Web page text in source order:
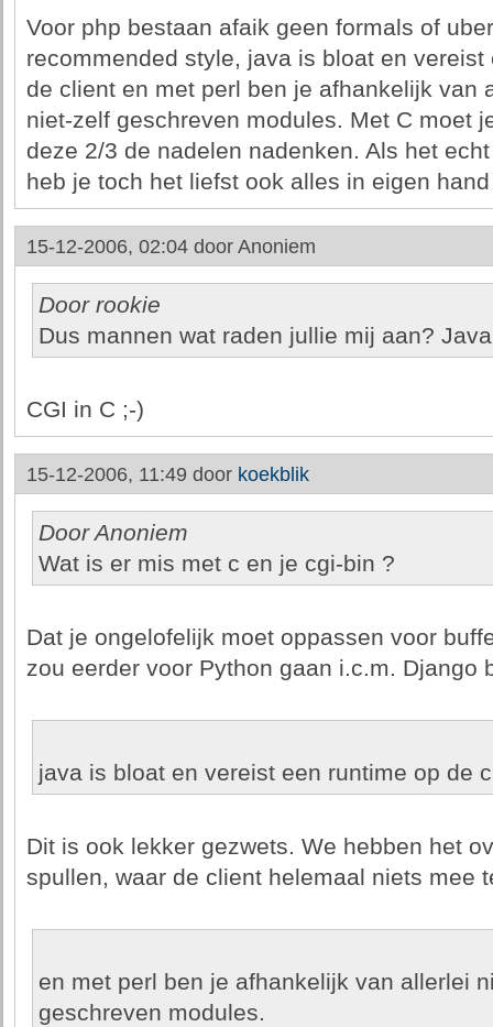
Voor php bestaan afaik geen formals of
recommended style, java is bloat en vereist
de client en met perl ben je afhankelijk van
niet-zelf geschreven modules. Met C moet
deze 2/3 de nadelen nadenken. Als het
heb je toch het liefst ook alles in eigen
15-12-2006, 02:04 door Anoniem
Door rookie
Dus mannen wat raden jullie mij aan?
CGI in C ;-)
15-12-2006, 11:49 door koekblik
Door Anoniem
Wat is er mis met c en je cgi-bin ?
Dat je ongelofelijk moet oppassen voor
zou eerder voor Python gaan i.c.m. Django
java is bloat en vereist een runtime op de
Dit is ook lekker gezwets. We hebben het
spullen, waar de client helemaal niets mee
en met perl ben je afhankelijk van allerlei
geschreven modules.